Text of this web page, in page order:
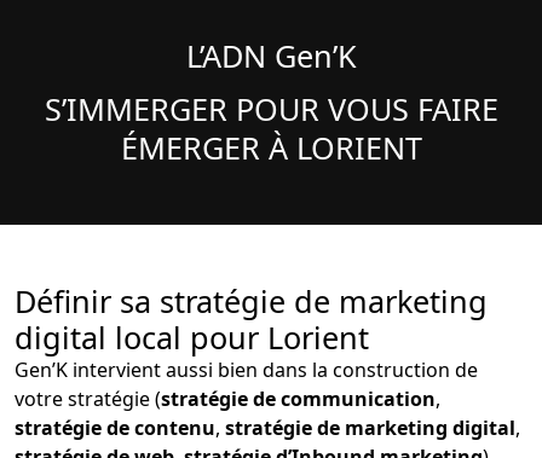
L’ADN Gen’K
S’IMMERGER POUR VOUS FAIRE
ÉMERGER À LORIENT
Définir sa stratégie de marketing
digital local pour Lorient
Gen’K intervient aussi bien dans la construction de
votre stratégie (stratégie de communication,
stratégie de contenu, stratégie de marketing digital,